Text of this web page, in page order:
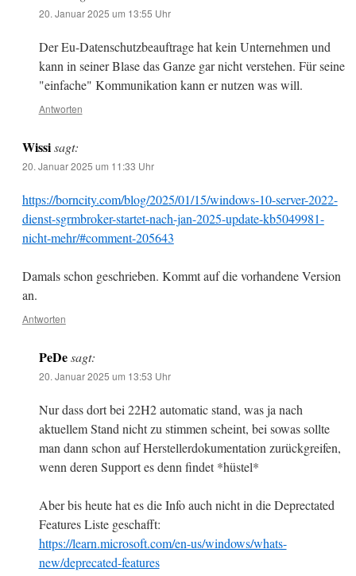
20. Januar 2025 um 13:55 Uhr
Der Eu-Datenschutzbeauftrage hat kein Unternehmen und
kann in seiner Blase das Ganze gar nicht verstehen. Für seine
"einfache" Kommunikation kann er nutzen was will.
Antworten
Wissi sagt:
20. Januar 2025 um 11:33 Uhr
https://borncity.com/blog/2025/01/15/windows-10-server-2022-
dienst-sgrmbroker-startet-nach-jan-2025-update-kb5049981-
nicht-mehr/#comment-205643
Damals schon geschrieben. Kommt auf die vorhandene Version
an.
Antworten
PeDe sagt:
20. Januar 2025 um 13:53 Uhr
Nur dass dort bei 22H2 automatic stand, was ja nach
aktuellem Stand nicht zu stimmen scheint, bei sowas sollte
man dann schon auf Herstellerdokumentation zurückgreifen,
wenn deren Support es denn findet *hüstel*
Aber bis heute hat es die Info auch nicht in die Deprectated
Features Liste geschafft:
https://learn.microsoft.com/en-us/windows/whats-
new/deprecated-features